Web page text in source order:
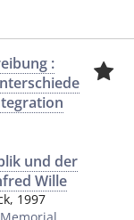
:
und der
Wille
, 1997